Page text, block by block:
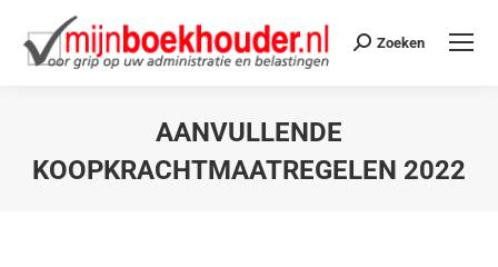
Zoeken
AANVULLENDE
KOOPKRACHTMAATREGELEN 2022